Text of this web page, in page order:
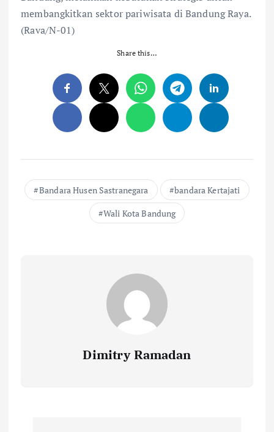
membangkitkan sektor pariwisata di Bandung Raya.
(Rava/N-01)
Share this…
Bandara Husen Sastranegara
bandara Kertajati
Wali Kota Bandung
Dimitry Ramadan